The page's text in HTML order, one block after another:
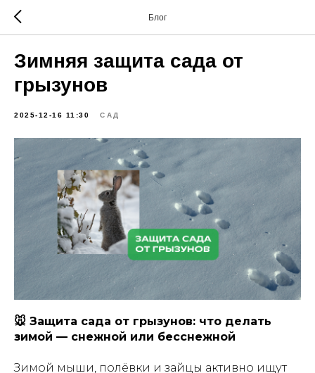
Блог
Зимняя защита сада от
грызунов
2025-12-16 11:30 САД
🐭 Защита сада от грызунов: что делать
зимой — снежной или бесснежной
Зимой мыши, полёвки и зайцы активно ищут